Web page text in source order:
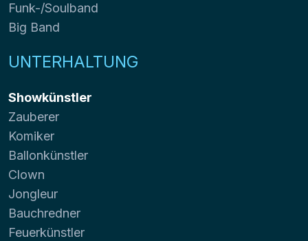
Funk-/Soulband
Big Band
UNTERHALTUNG
Showkünstler
Zauberer
Komiker
Ballonkünstler
Clown
Jongleur
Bauchredner
Feuerkünstler